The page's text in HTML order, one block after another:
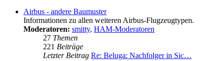
Airbus - andere Baumuster
Informationen zu allen weiteren Airbus-Flugzeugtypen.
Moderatoren: smitty, HAM-Moderatoren
27 Themen
221 Beiträge
Letzter Beitrag Re: Beluga: Nachfolger in Sic…